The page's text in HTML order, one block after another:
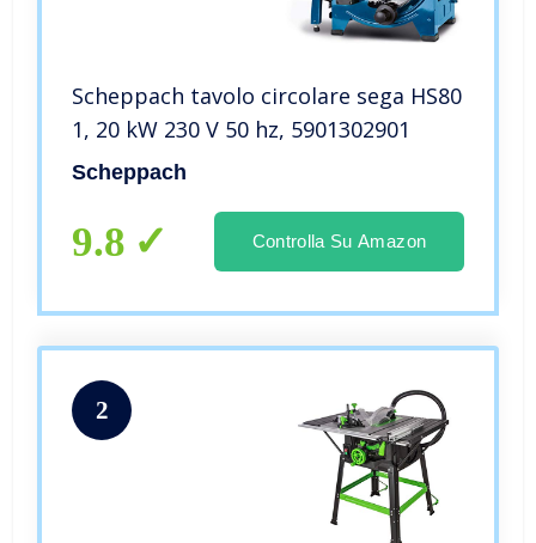
Scheppach tavolo circolare sega HS80
1, 20 kW 230 V 50 hz, 5901302901
Scheppach
9.8 Controlla Su Amazon
2